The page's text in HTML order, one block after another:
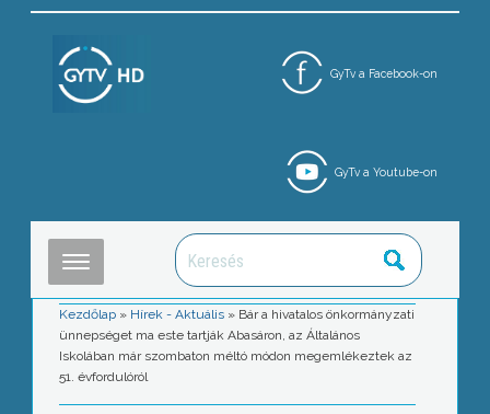
GyTv a Facebook-on
GyTv a Youtube-on
Kezdőlap » Hírek - Aktuális » Bár a hivatalos önkormányzati
ünnepséget ma este tartják Abasáron, az Általános
Iskolában már szombaton méltó módon megemlékeztek az
51. évfordulóról